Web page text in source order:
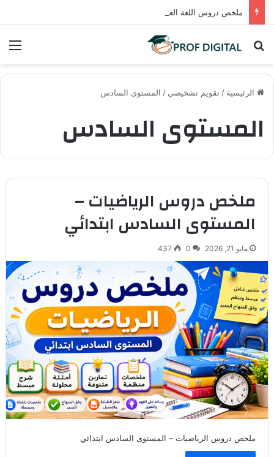
ملخص دروس اللغة العربية – المستوى السادس ابتدائي (PDF)
بحث عن
الرئيسية / تقويم تشخيصي / المستوى السادس
المستوى السادس
ملخص دروس الرياضيات –
المستوى السادس ابتدائي
مايو 21, 2026 0
437
ملخص دروس الرياضيات – المستوى السادس ابتدائي